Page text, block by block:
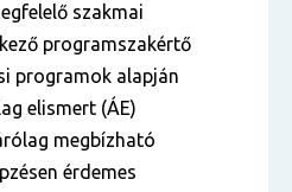
szakmai
programszakértő
programok alapján
elismert (ÁE)
megbízható
érdemes